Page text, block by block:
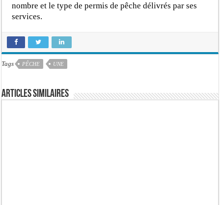
nombre et le type de permis de pêche délivrés par ses
services.
Tags PÊCHE UNE
Articles similaires